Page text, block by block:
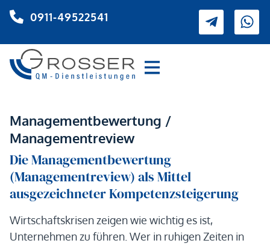
0911-49522541
Managementbewertung /
Managementreview
Die Managementbewertung
(Managementreview) als Mittel
ausgezeichneter Kompetenzsteigerung
Wirtschaftskrisen zeigen wie wichtig es ist,
Unternehmen zu führen. Wer in ruhigen Zeiten in